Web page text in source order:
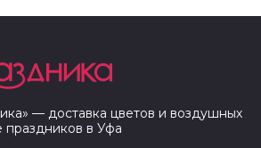
» — доставка цветов и воздушных
в Уфа